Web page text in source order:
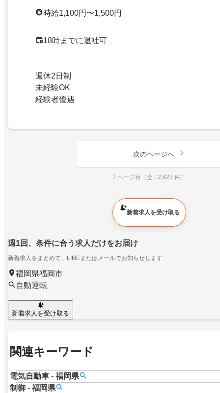
時給1,100円〜1,500円
18時までに退社可
週休2日制
未経験OK
経験者優遇
次のページへ
1 ページ目（全 12,823 件）
新着求人を受け取る
週1回、条件に合う求人だけをお届け
新着求人をまとめて、LINEまたはメールでお知らせします
福岡県福岡市
自動運転
新着求人を受け取る
関連キーワード
電気自動車 - 福岡県
制御 - 福岡県